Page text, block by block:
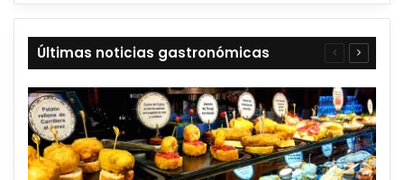
Últimas noticias gastronómicas
Página
anterior